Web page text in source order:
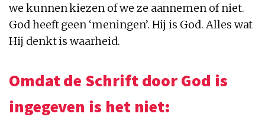
we kunnen kiezen of we ze aannemen of niet.
God heeft geen ‘meningen’. Hij is God. Alles wat
Hij denkt is waarheid.
Omdat de Schrift door God is
ingegeven is het niet: